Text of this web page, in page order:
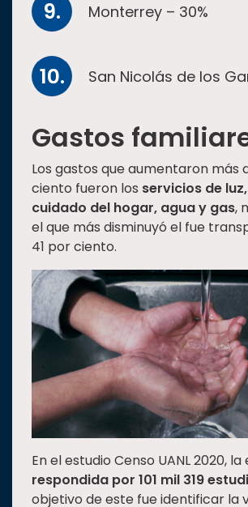
Monterrey – 30%
San Nicolás de los
Gastos
Los gastos que aumentaron más
ciento fueron los servicios de
cuidado del hogar, agua y gas,
el que más disminuyó el fue
41 por ciento.
En el estudio Censo UANL 2020,
respondida por 101 mil 319
objetivo de este fue identificar la